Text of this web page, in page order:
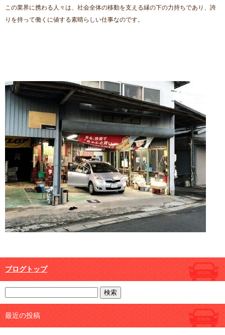
この業界に携わる人々は、社会全体の移動を支える縁の下の力持ちであり、誇
りを持って働くに値する素晴らしい仕事なのです。
ブログトップ
最近の投稿